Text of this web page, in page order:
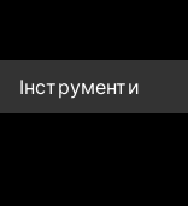
Інструменти